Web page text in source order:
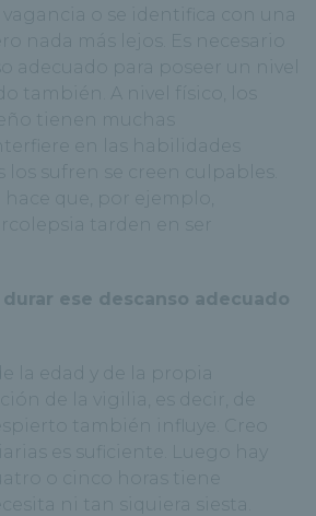
vagancia o se identifica con una
nada más lejos. Es necesario
adecuado para poseer un nivel
también. A nivel físico, los
tienen muchas
en las habilidades
los sufren se creen culpables.
hace que, por ejemplo,
tarden en ser
ese descanso adecuado
la edad y de la propia
de la vigilia, es decir, de
también influye. Creo
es suficiente. Luego hay
o cinco horas tiene
ni tan siquiera siesta.